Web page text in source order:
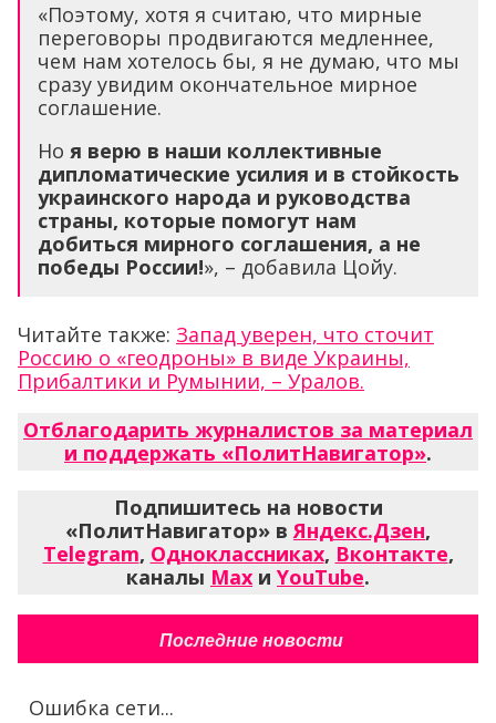
«Поэтому, хотя я считаю, что мирные
переговоры продвигаются медленнее,
чем нам хотелось бы, я не думаю, что мы
сразу увидим окончательное мирное
соглашение.
Но я верю в наши коллективные
дипломатические усилия и в стойкость
украинского народа и руководства
страны, которые помогут нам
добиться мирного соглашения, а не
победы России!», – добавила Цойу.
Читайте также: Запад уверен, что сточит
Россию о «геодроны» в виде Украины,
Прибалтики и Румынии, – Уралов.
Отблагодарить журналистов за материал
и поддержать «ПолитНавигатор».
Подпишитесь на новости
«ПолитНавигатор» вЯндекс.Дзен,
Telegram, Одноклассниках, Вконтакте,
каналы Max и YouTube.
Последние новости
Ошибка сети...